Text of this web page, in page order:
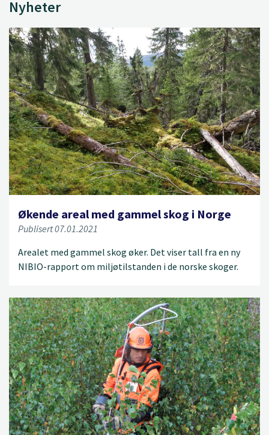
Nyheter
Økende areal med gammel skog i Norge
Publisert 07.01.2021
Arealet med gammel skog øker. Det viser tall fra en ny
NIBIO-rapport om miljøtilstanden i de norske skoger.